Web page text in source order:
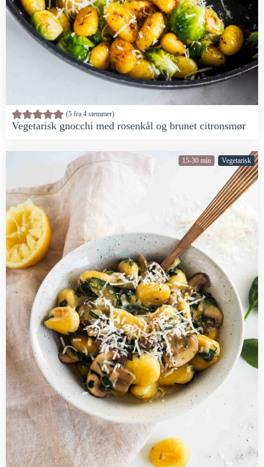
5fra 4stemmer
Vegetarisk gnocchi med rosenkål og brunet citronsmør
15-30 min Vegetarisk